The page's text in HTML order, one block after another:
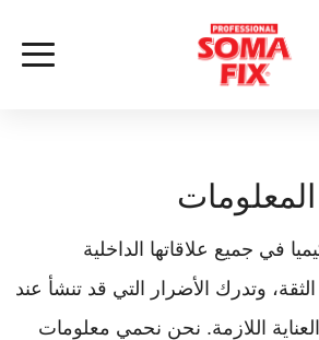
في جميع علاقاتها الداخلية
وتدرك الأضرار التي قد تنشأ عند
العناية اللازمة. نحن نحمي معلومات